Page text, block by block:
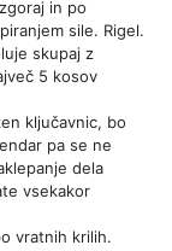
in po
sile. Rigel.
skupaj z
5 kosov
ključavnic, bo
pa se ne
dela
vsekakor
vratnih krilih.